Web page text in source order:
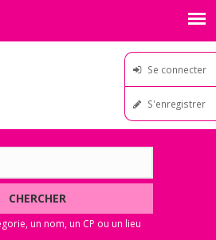
Se connecter
S'enregistrer
CHERCHER